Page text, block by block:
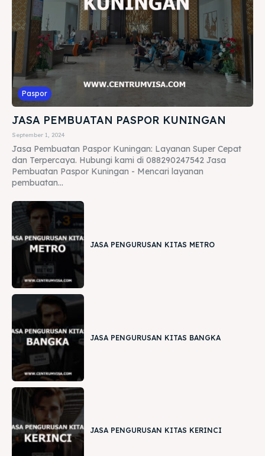
Paspor
JASA PEMBUATAN PASPOR KUNINGAN
September 1, 2024
Jasa Pembuatan Paspor Kuningan: Layanan Super Cepat
dan Terpercaya. Hubungi kami di 088290247542 Jasa
Pembuatan Paspor Kuningan - Mencari layanan
pembuatan...
JASA PENGURUSAN KITAS METRO
JASA PENGURUSAN KITAS BANGKA
JASA PENGURUSAN KITAS KERINCI